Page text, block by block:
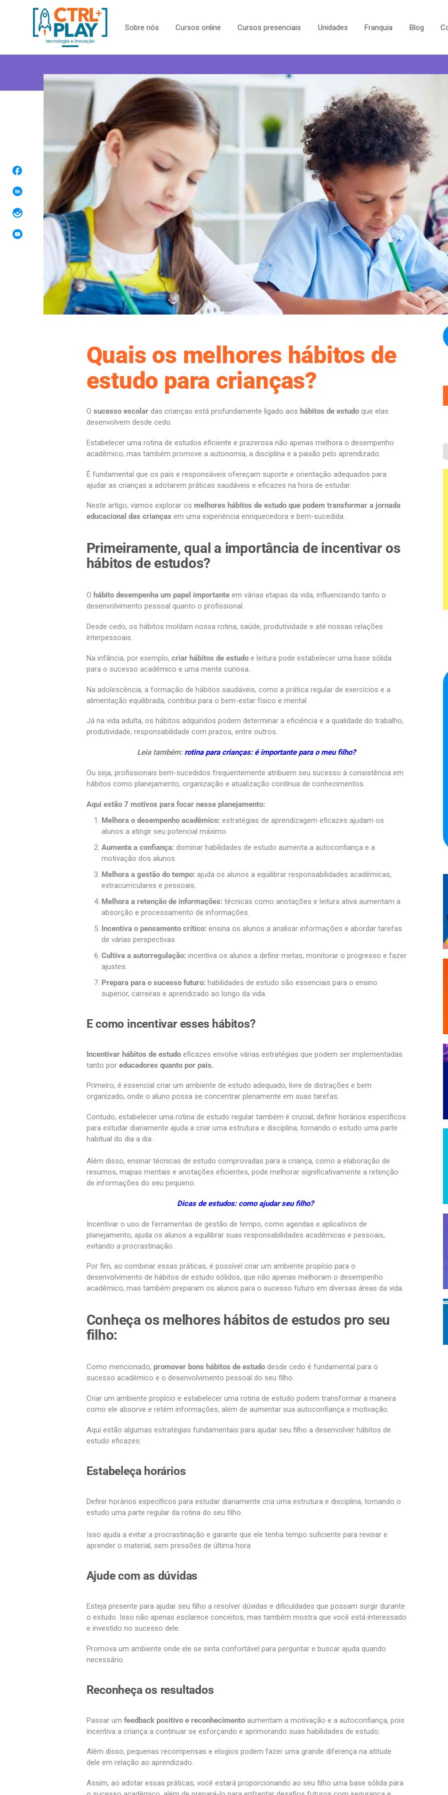
Sobre nós Cursos online Cursos presenciais Unidades Franquia Blog
Quais os melhores hábitos de
estudo para crianças?
O sucesso escolardas crianças está profundamente ligado aos hábitos de estudoque elas
desenvolvem desde cedo.
Estabelecer uma rotina de estudos eficiente e prazerosa não apenas melhora o desempenho
acadêmico, mas também promove a autonomia, a disciplina e a paixão pelo aprendizado.
É fundamental que os pais e responsáveis ofereçam suporte e orientação adequados para
ajudar as crianças a adotarem práticas saudáveis e eficazes na hora de estudar.
Neste artigo, vamos explorar os melhores hábitos de estudo que podem transformar a jornada
educacional das crianças em uma experiência enriquecedora e bem-sucedida.
Primeiramente, qual a importância de incentivar os
hábitos de estudos?
O hábito desempenha um papel importanteem várias etapas da vida, influenciando tanto o
desenvolvimento pessoal quanto o profissional.
Desde cedo, os hábitos moldam nossa rotina, saúde, produtividade e até nossas relações
interpessoais.
Na infância, por exemplo, criar hábitos de estudo e leitura pode estabelecer uma base sólida
para o sucesso acadêmico e uma mente curiosa.
Na adolescência, a formação de hábitos saudáveis, como a prática regular de exercícios e a
alimentação equilibrada, contribui para o bem-estar físico e mental.
Já na vida adulta, os hábitos adquiridos podem determinar a eficiência e a qualidade do trabalho,
produtividade, responsabilidade com prazos, entre outros.
Leia também:rotina para crianças: é importante para o meu filho?
Ou seja, profissionais bem-sucedidos frequentemente atribuem seu sucesso à consistência em
hábitos como planejamento, organização e atualização contínua de conhecimentos.
Aqui estão 7 motivos para focar nesse planejamento:
Melhora o desempenho acadêmico: estratégias de aprendizagem eficazes ajudam os
alunos a atingir seu potencial máximo.
Aumenta a confiança: dominar habilidades de estudo aumenta a autoconfiança e a
motivação dos alunos.
Melhora a gestão do tempo: ajuda os alunos a equilibrar responsabilidades acadêmicas,
extracurriculares e pessoais.
Melhora a retenção de informações: técnicas como anotações e leitura ativa aumentam a
absorção e processamento de informações.
Incentiva o pensamento crítico: ensina os alunos a analisar informações e abordar tarefas
de várias perspectivas.
Cultiva a autorregulação: incentiva os alunos a definir metas, monitorar o progresso e fazer
ajustes.
Prepara para o sucesso futuro: habilidades de estudo são essenciais para o ensino
superior, carreiras e aprendizado ao longo da vida.
E como incentivar esses hábitos?
Incentivar hábitos de estudoeficazes envolve várias estratégias que podem ser implementadas
tanto por educadores quanto por pais.
Primeiro, é essencial criar um ambiente de estudo adequado, livre de distrações e bem
organizado, onde o aluno possa se concentrar plenamente em suas tarefas.
Contudo, estabelecer uma rotina de estudo regular também é crucial; definir horários específicos
para estudar diariamente ajuda a criar uma estrutura e disciplina, tornando o estudo uma parte
habitual do dia a dia.
Além disso, ensinar técnicas de estudo comprovadas para a criança, como a elaboração de
resumos, mapas mentais e anotações eficientes, pode melhorar significativamente a retenção
de informações do seu pequeno.
Dicas de estudos: como ajudar seu filho?
Incentivar o uso de ferramentas de gestão de tempo, como agendas e aplicativos de
planejamento, ajuda os alunos a equilibrar suas responsabilidades acadêmicas e pessoais,
evitando a procrastinação.
Por fim, ao combinar essas práticas, é possível criar um ambiente propício para o
desenvolvimento de hábitos de estudo sólidos, que não apenas melhoram o desempenho
acadêmico, mas também preparam os alunos para o sucesso futuro em diversas áreas da vida.
Conheça os melhores hábitos de estudos pro seu
filho:
Como mencionado, promover bons hábitos de estudodesde cedo é fundamental para o
sucesso acadêmico e o desenvolvimento pessoal do seu filho.
Criar um ambiente propício e estabelecer uma rotina de estudo podem transformar a maneira
como ele absorve e retém informações, além de aumentar sua autoconfiança e motivação.
Aqui estão algumas estratégias fundamentais para ajudar seu filho a desenvolver hábitos de
estudo eficazes:
Estabeleça horários
Definir horários específicos para estudar diariamente cria uma estrutura e disciplina, tornando o
estudo uma parte regular da rotina do seu filho.
Isso ajuda a evitar a procrastinação e garante que ele tenha tempo suficiente para revisar e
aprender o material, sem pressões de última hora.
Ajude com as dúvidas
Esteja presente para ajudar seu filho a resolver dúvidas e dificuldades que possam surgir durante
o estudo. Isso não apenas esclarece conceitos, mas também mostra que você está interessado
e investido no sucesso dele.
Promova um ambiente onde ele se sinta confortável para perguntar e buscar ajuda quando
necessário.
Reconheça os resultados
Passar um feedback positivo e reconhecimentoaumentam a motivação e a autoconfiança, pois
incentiva a criança a continuar se esforçando e aprimorando suas habilidades de estudo.
Além disso, pequenas recompensas e elogios podem fazer uma grande diferença na atitude
dele em relação ao aprendizado.
Assim, ao adotar essas práticas, você estará proporcionando ao seu filho uma base sólida para